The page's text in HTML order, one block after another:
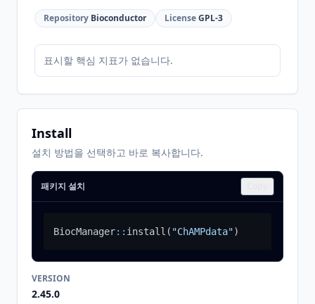
Repository Bioconductor LicenseGPL-3
표시할 핵심 지표가 없습니다.
Install
설치 방법을 선택하고 바로 복사합니다.
패키지 설치
BiocManager:: install ( "ChAMPdata")
VERSION
2.45.0